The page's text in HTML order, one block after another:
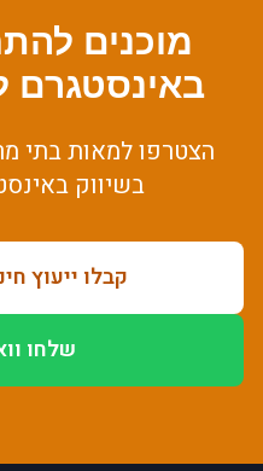
מוכנים
באינסטגרם
הצטרפו למאותבתי
בשיווק
קבלו ייעוץ חינם: 03-
שלחו